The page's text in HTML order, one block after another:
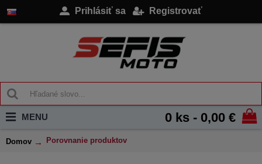
Prihlásiť sa Registrovať
0 ks - 0,00 €
MENU
Domov Porovnanie produktov